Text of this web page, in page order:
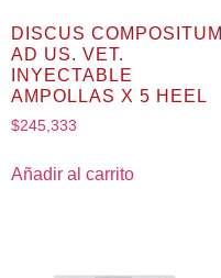
DISCUS COMPOSITUM
AD US. VET.
INYECTABLE
AMPOLLAS X 5 HEEL
$245,333
Añadir al carrito